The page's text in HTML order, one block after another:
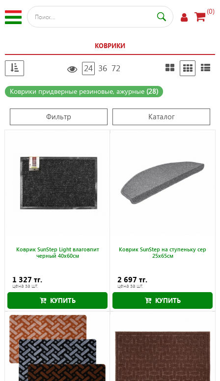
(0)
КОВРИКИ
24 36 72
Коврики придверные резиновые, ажурные (28)
Фильтр Каталог
Коврик SunStep Light влаговпит
черный 40x60см
1 327 тг.
цена за шт.
КУПИТЬ
Коврик SunStep на ступеньку сер
25x65см
2 697 тг.
цена за шт.
КУПИТЬ